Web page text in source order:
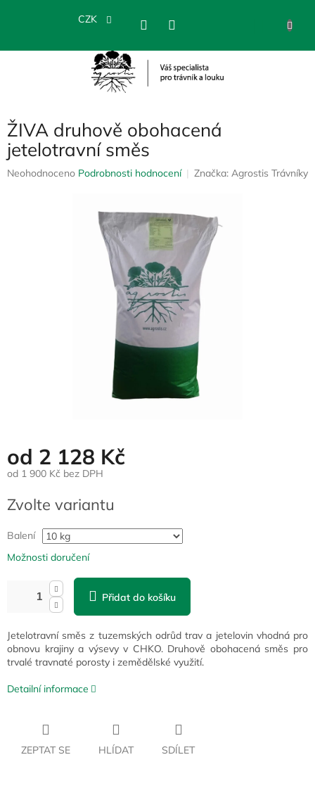
CZK
ŽIVA druhově obohacená
jetelotravní směs
Průměrné
Neohodnoceno Podrobnosti hodnocení Značka: Agrostis Trávníky
od 2 128 Kč
od 1 900 Kč bez DPH
cena:
Zvolte variantu
Balení
Možnosti doručení
Přidat do košíku
Jetelotravní směs z tuzemských odrůd trav a jetelovin vhodná pro
obnovu krajiny a výsevy v CHKO. Druhově obohacená směs pro
trvalé travnaté porosty i zemědělské využití.
Detailní informace
ZEPTAT SE HLÍDAT SDÍLET